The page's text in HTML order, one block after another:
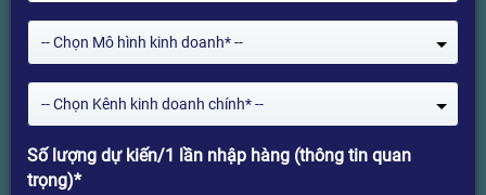
16GB - Android Box chuyên dụng
bảo hành 24 tháng.
HIMEDIA H1 Plus - 4 Nhân, ROM 16GB - Android Box chuyên dụng
bảo hành 24 tháng.
-- Chọn Mô hình kinh doanh* --
-- Chọn Kênh kinh doanh chính* --
Số lượng dự kiến/1 lần nhập hàng (thông tin quan
trọng)*